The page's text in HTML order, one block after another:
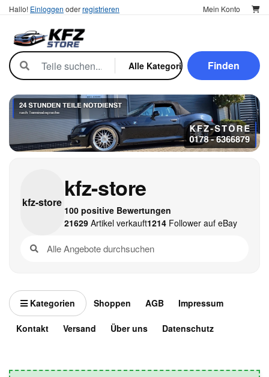
Hallo! Einloggen oderregistrieren Mein Konto
Finden
kfz-store
kfz-store
100 positive Bewertungen
21629Artikel verkauft1214Follower auf eBay
Kategorien Shoppen AGB Impressum
Kontakt Versand Über uns Datenschutz